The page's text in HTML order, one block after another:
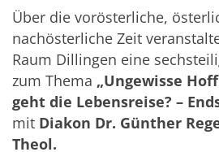
Über die vorösterliche,
nachösterliche Zeit
Raum Dillingen eine
zum Thema „Ungewisse
geht die Lebensreise? –
mit Diakon Dr. Günther
Theol.